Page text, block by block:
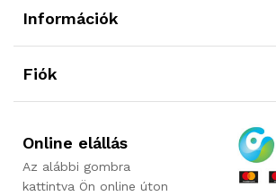
Információk
Fiók
Online elállás
Az alábbi gombra
kattintva Ön online úton